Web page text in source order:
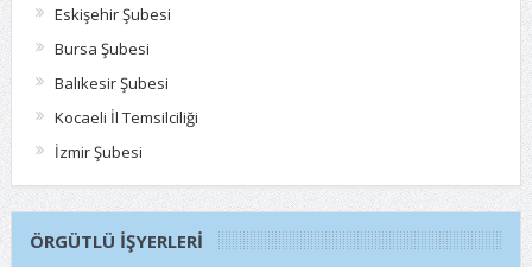
Eskişehir Şubesi
Bursa Şubesi
Balıkesir Şubesi
Kocaeli İl Temsilciliği
İzmir Şubesi
ÖRGÜTLÜ İŞYERLERI